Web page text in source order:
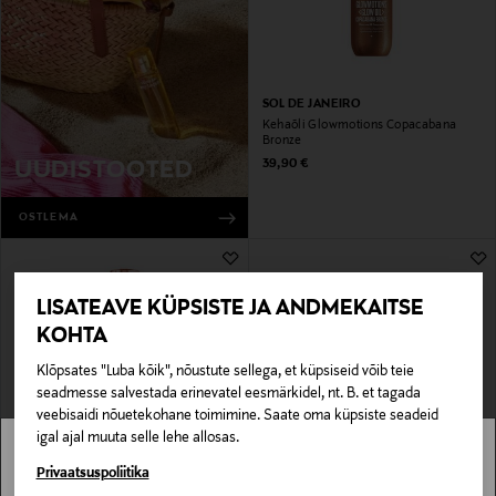
LISATEAVE KÜPSISTE JA ANDMEKAITSE
KOHTA
Klõpsates "Luba kõik", nõustute sellega, et küpsiseid võib teie
seadmesse salvestada erinevatel eesmärkidel, nt. B. et tagada
veebisaidi nõuetekohane toimimine. Saate oma küpsiste seadeid
igal ajal muuta selle lehe allosas.
Privaatsuspoliitika
UUDISTOOTED
OSTLEMA
SOL DE JANEIRO
Kehaõli Glowmotions Copacabana
Bronze
Original Price
39,90 €
NUXEStockmann pole Sinu riigis saadaval.